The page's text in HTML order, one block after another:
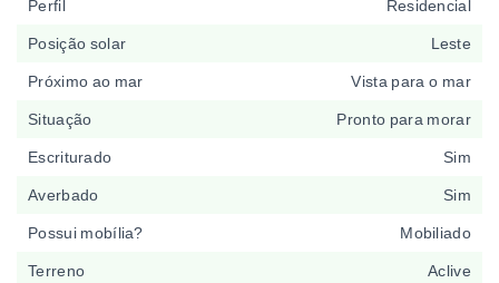
Perfil Residencial
Posição solar Leste
Próximo ao mar Vista para o mar
Situação Pronto para morar
Escriturado Sim
Averbado Sim
Possui mobília? Mobiliado
Terreno Aclive